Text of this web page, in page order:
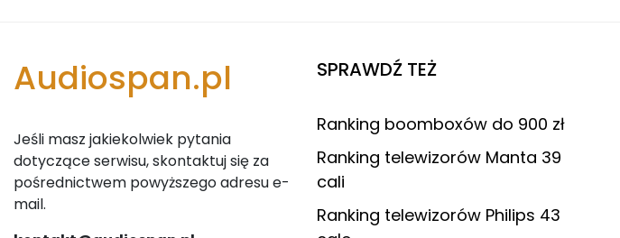
Audiospan.pl
Jeśli masz jakiekolwiek pytania
dotyczące serwisu, skontaktuj się za
pośrednictwem powyższego adresu e-
mail.
SPRAWDŹ TEŻ
Ranking boomboxów do 900 zł
Ranking telewizorów Manta 39
cali
Ranking telewizorów Philips 43